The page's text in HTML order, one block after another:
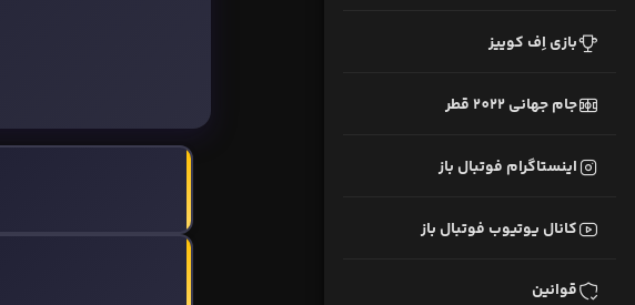
بازی اِف کوییز
جام جهانی 2022 قطر
اینستاگرام فوتبال باز
کانال یوتیوب فوتبال باز
قوانین